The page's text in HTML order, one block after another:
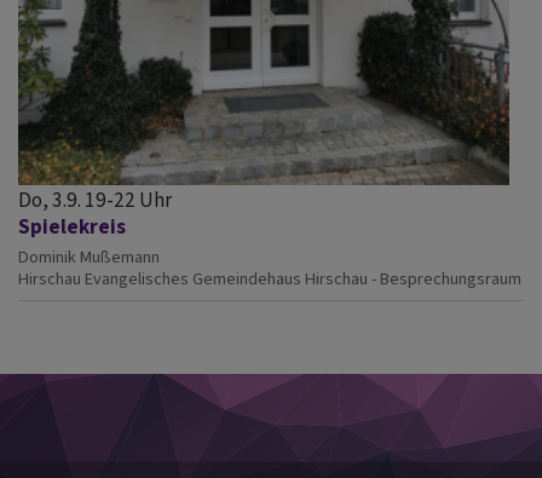
Do, 3.9. 19-22 Uhr
Spielekreis
Dominik Mußemann
Hirschau Evangelisches Gemeindehaus Hirschau - Besprechungsraum